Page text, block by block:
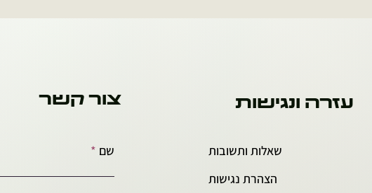
צור קשר
שם
עזרה ונגישות
שאלות ותשובות
הצהרת נגישות